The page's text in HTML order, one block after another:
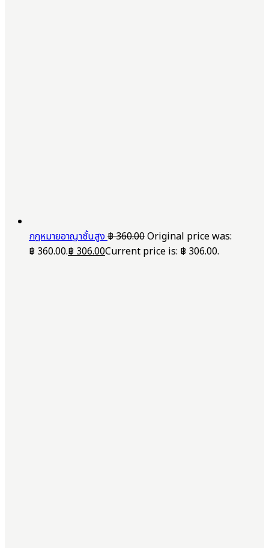
กฎหมายอาญาชั้นสูง฿360.00Original price was:
฿ 360.00.฿306.00Current price is: ฿ 306.00.